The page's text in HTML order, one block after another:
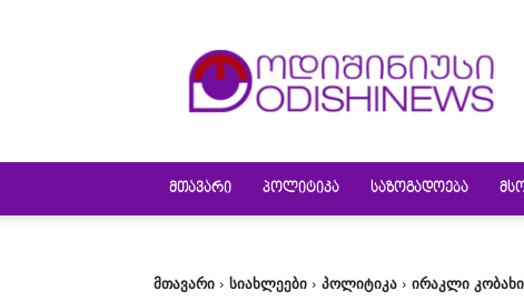
ᲛᲗᲐᲕᲐᲠᲘ ᲞᲝᲚᲘᲢᲘᲙᲐ ᲡᲐᲖᲝᲒᲐᲓᲝᲔᲑᲐ
მთავარი სიახლეები პოლიტიკა ირაკლი